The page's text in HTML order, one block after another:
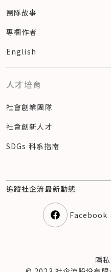
團隊故事
專欄作者
English
人才培育
社會創業團隊
社會創新人才
SDGs 科系指南
追蹤社企流最新動態
Facebook
隱